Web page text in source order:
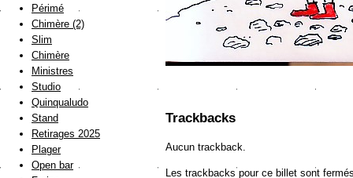
Trackbacks
Aucun trackback.
Les trackbacks pour ce billet sont
Périmé
Chimère (2)
Slim
Chimère
Ministres
Studio
Quinqualudo
Stand
Retirages 2025
Plager
Open bar